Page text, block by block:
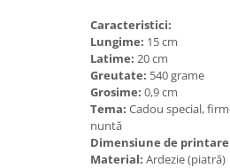
Caracteristici:
Lungime: 15 cm
Latime: 20 cm
Greutate: 540 grame
Grosime: 0,9 cm
Tema: Cadou special,
nuntă
Dimensiune de
Material: Ardezie (piatră)